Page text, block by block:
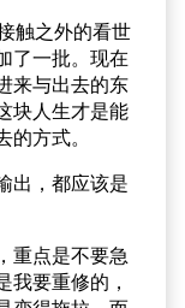
触之外的看世
了一批。现在
来与出去的东
块人生才是能
方式。
出，都应该是
重点是不要急
我要重修的，